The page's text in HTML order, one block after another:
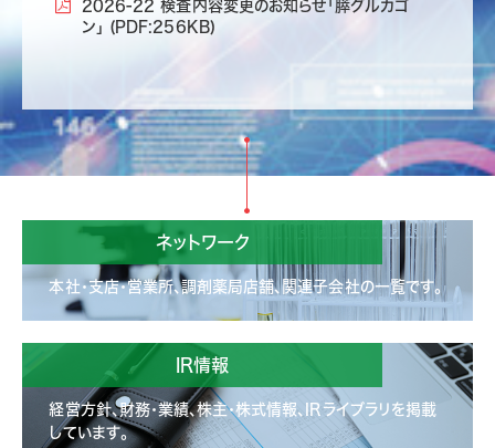
2026-22 検査内容変更のお知らせ「膵グルカゴ
ン」 (PDF:256KB)
ネットワーク
本社・支店・営業所、調剤薬局店舗、関連子会社の一覧です。
IR情報
経営方針、財務・業績、株主・株式情報、IRライブラリを掲載
しています。